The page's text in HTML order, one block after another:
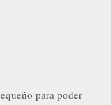
para poder